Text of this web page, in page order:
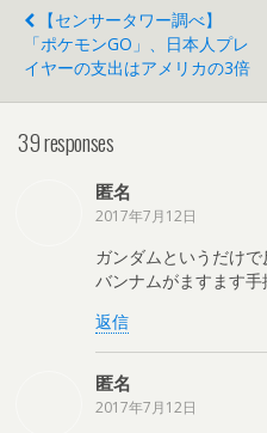
【センサータワー調べ】
「ポケモンGO」、日本人プレ
イヤーの支出はアメリカの3倍
39 responses
匿名
2017年7月12日
ガンダムというだけで
バンナムがますます手
返信
匿名
2017年7月12日